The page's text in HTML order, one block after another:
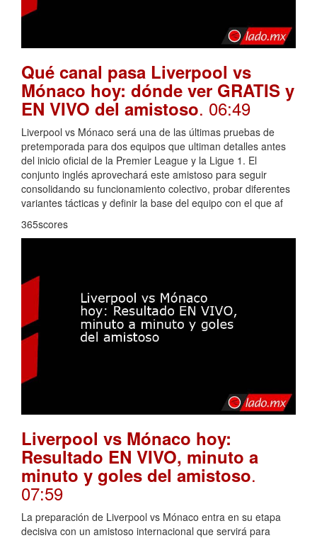
Qué canal pasa Liverpool vs
Mónaco hoy: dónde ver GRATIS y
EN VIVO del amistoso. 06:49
Liverpool vs Mónaco será una de las últimas pruebas de
pretemporada para dos equipos que ultiman detalles antes
del inicio oficial de la Premier League y la Ligue 1. El
conjunto inglés aprovechará este amistoso para seguir
consolidando su funcionamiento colectivo, probar diferentes
variantes tácticas y definir la base del equipo con el que af
365scores
Liverpool vs Mónaco hoy:
Resultado EN VIVO, minuto a
minuto y goles del amistoso.
07:59
La preparación de Liverpool vs Mónaco entra en su etapa
decisiva con un amistoso internacional que servirá para